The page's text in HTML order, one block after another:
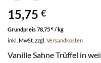
15,75 €
Grundpreis78,75 € / kg
inkl. MwSt. zzgl. Versandkosten
Vanille Sahne Trüffel in